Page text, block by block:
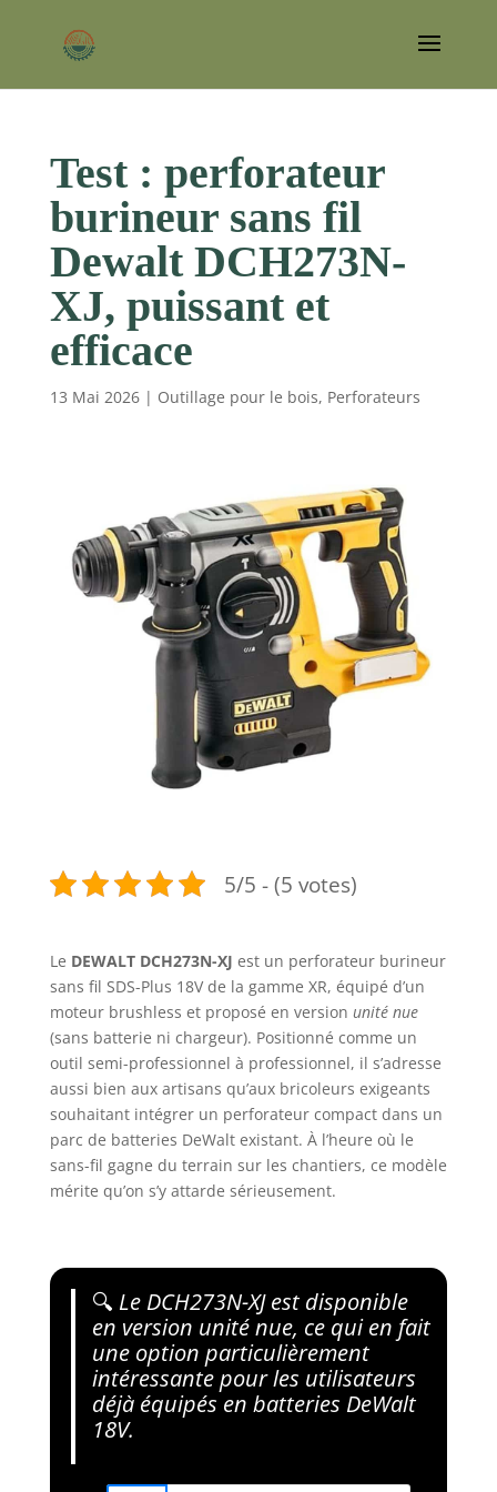
Test : perforateur
burineur sans fil
Dewalt DCH273N-
XJ, puissant et
efficace
13 Mai 2026| Outillage pour le bois, Perforateurs
5/5 - (5 votes)
Le DEWALT DCH273N-XJ est un perforateur burineur
sans fil SDS-Plus 18V de la gamme XR, équipé d’un
moteur brushless et proposé en version unité nue
(sans batterie ni chargeur). Positionné comme un
outil semi-professionnel à professionnel, il s’adresse
aussi bien aux artisans qu’aux bricoleurs exigeants
souhaitant intégrer un perforateur compact dans un
parc de batteries DeWalt existant. À l’heure où le
sans-fil gagne du terrain sur les chantiers, ce modèle
mérite qu’on s’y attarde sérieusement.
🔍 Le DCH273N-XJ est disponible
en version unité nue, ce qui en fait
une option particulièrement
intéressante pour les utilisateurs
déjà équipés en batteries DeWalt
18V.